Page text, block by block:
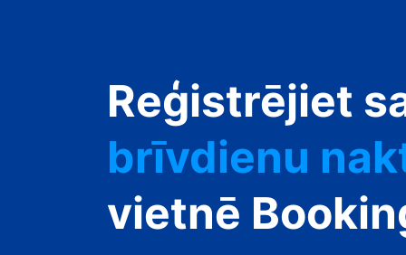
Reģistrējiet
viesnīcu
brīvdienu
viesu namu
vietnē